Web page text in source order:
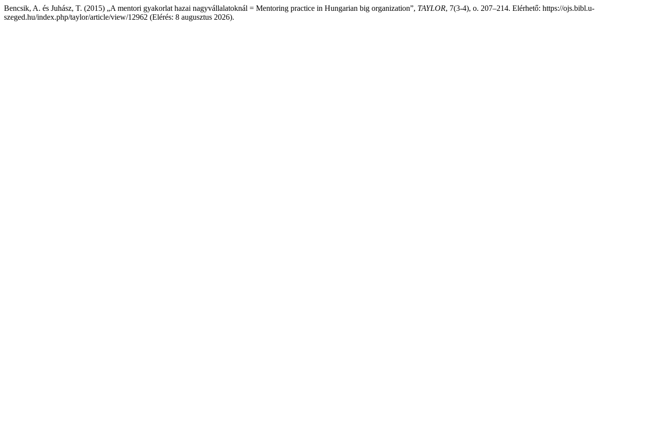
Bencsik, A. és Juhász, T. (2015) „A mentori gyakorlat hazai nagyvállalatoknál = Mentoring practice in Hungarian big organization”, TAYLOR, 7(3-4), o. 207–214. Elérhető: https://ojs.bibl.u-
szeged.hu/index.php/taylor/article/view/12962 (Elérés: 8 augusztus 2026).